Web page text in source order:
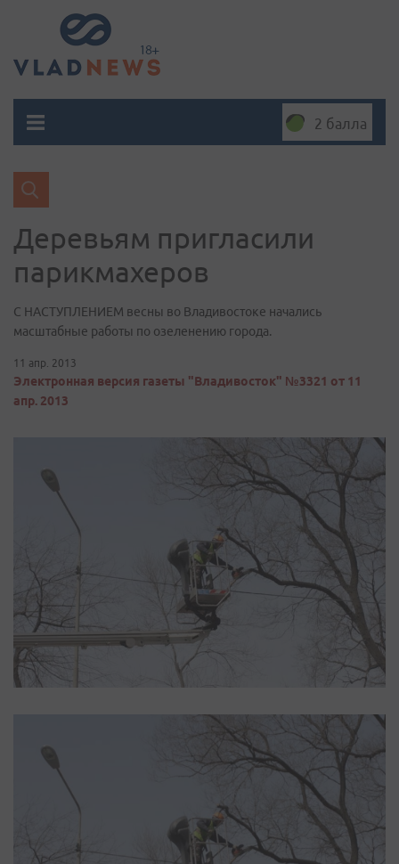
2 балла
Деревьям пригласили
парикмахеров
С НАСТУПЛЕНИЕМ весны во Владивостоке начались
масштабные работы по озеленению города.
11 апр. 2013
Электронная версия газеты "Владивосток" №3321 от 11
апр. 2013